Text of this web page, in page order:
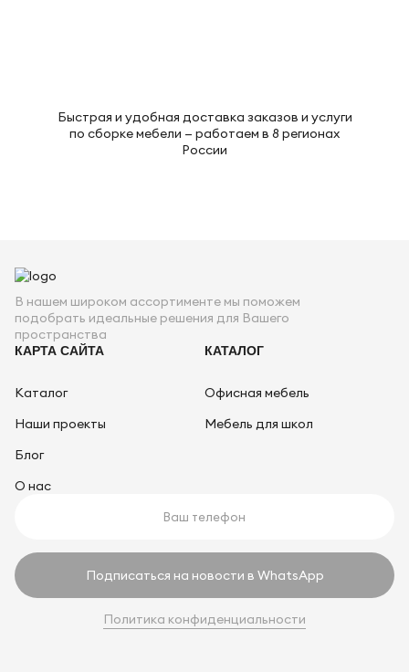
Быстрая и удобная доставка заказов и услуги
по сборке мебели — работаем в 8 регионах
России
В нашем широком ассортименте мы поможем
подобрать идеальные решения для Вашего
пространства
КАРТА САЙТА
Каталог
Наши проекты
Блог
О нас
КАТАЛОГ
Офисная мебель
Мебель для школ
Подписаться на новости в WhatsApp
Политика конфиденциальности